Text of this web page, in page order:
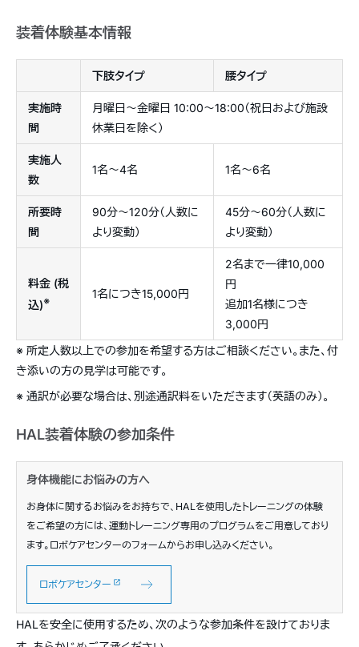
装着体験基本情報
下肢タイプ 腰タイプ
実施時
間
月曜日〜金曜日 10:00〜18:00（祝日および施設
休業日を除く）
実施人
数
1名〜4名 1名〜6名
所要時
間
90分〜120分（人数に
より変動）
45分〜60分（人数に
より変動）
料金 (税
込)※
1名につき15,000円
2名まで一律10,000
円
追加1名様につき
3,000円
※ 所定人数以上での参加を希望する方はご相談ください。また、付
き添いの方の見学は可能です。
※ 通訳が必要な場合は、別途通訳料をいただきます（英語のみ）。
HAL装着体験の参加条件
HALを安全に使用するため、次のような参加条件を設けておりま
身体機能にお悩みの方へ
お身体に関するお悩みをお持ちで、HALを使用したトレーニングの体験
をご希望の方には、運動トレーニング専用のプログラムをご用意しており
ます。ロボケアセンターのフォームからお申し込みください。
ロボケアセンター